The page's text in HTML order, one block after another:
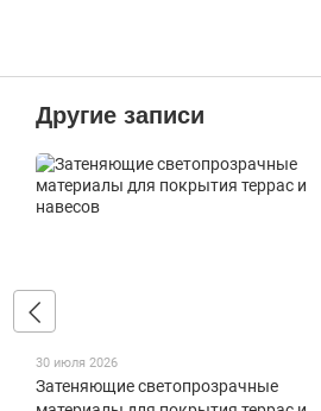
Другие записи
30 июля 2026
Затеняющие светопрозрачные